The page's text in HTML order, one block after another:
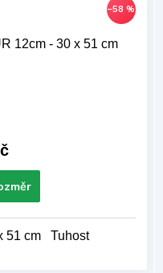
–58 %
12cm - 30 x 51 cm
51 cm Tuhost